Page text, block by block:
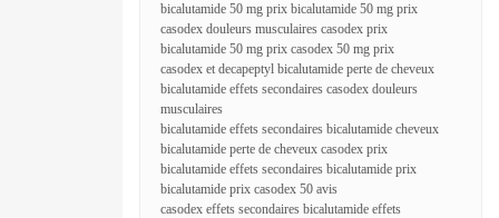
bicalutamide 50 mg prix bicalutamide 50 mg prix
casodex douleurs musculaires casodex prix
bicalutamide 50 mg prix casodex 50 mg prix
casodex et decapeptyl bicalutamide perte de cheveux
bicalutamide effets secondaires casodex douleurs
musculaires
bicalutamide effets secondaires bicalutamide cheveux
bicalutamide perte de cheveux casodex prix
bicalutamide effets secondaires bicalutamide prix
bicalutamide prix casodex 50 avis
casodex effets secondaires bicalutamide effets